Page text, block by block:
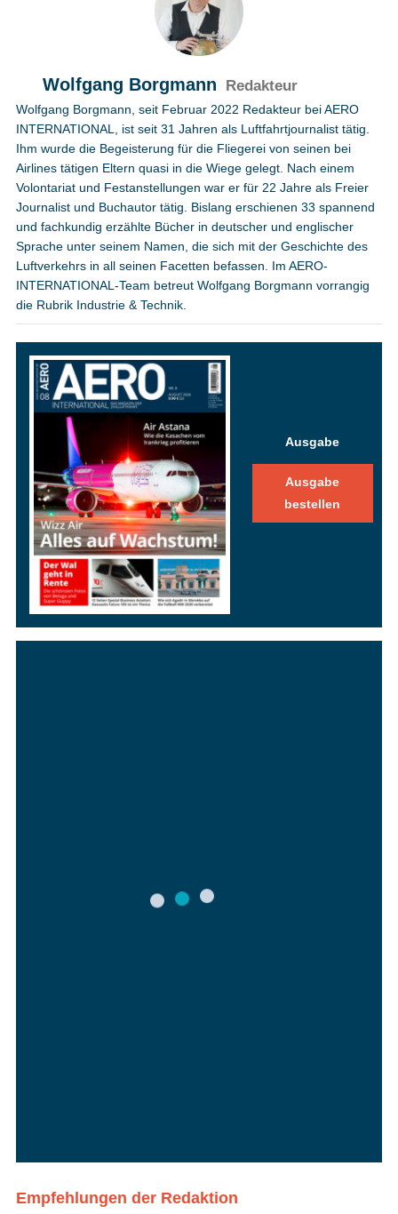
Wolfgang Borgmann Redakteur
Wolfgang Borgmann, seit Februar 2022 Redakteur bei AERO
INTERNATIONAL, ist seit 31 Jahren als Luftfahrtjournalist tätig.
Ihm wurde die Begeisterung für die Fliegerei von seinen bei
Airlines tätigen Eltern quasi in die Wiege gelegt. Nach einem
Volontariat und Festanstellungen war er für 22 Jahre als Freier
Journalist und Buchautor tätig. Bislang erschienen 33 spannend
und fachkundig erzählte Bücher in deutscher und englischer
Sprache unter seinem Namen, die sich mit der Geschichte des
Luftverkehrs in all seinen Facetten befassen. Im AERO-
INTERNATIONAL-Team betreut Wolfgang Borgmann vorrangig
die Rubrik Industrie & Technik.
Ausgabe
Ausgabe
bestellen
Empfehlungen der Redaktion